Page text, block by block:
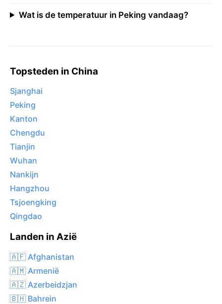
Wat is de temperatuur in Peking vandaag?
Topsteden in China
Sjanghai
Peking
Kanton
Chengdu
Tianjin
Wuhan
Nankijn
Hangzhou
Tsjoengking
Qingdao
Landen in Azië
🇦🇫 Afghanistan
🇦🇲 Armenië
🇦🇿 Azerbeidzjan
🇧🇭 Bahrein